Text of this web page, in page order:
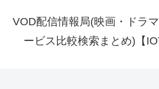
VOD配信情報局(映画・ドラ
ービス比較検索まとめ)【